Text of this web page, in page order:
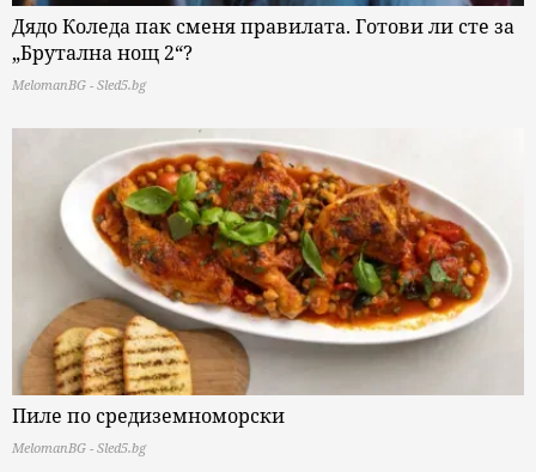
Дядо Коледа пак сменя правилата. Готови ли сте за
„Брутална нощ 2“?
MelomanBG - Sled5.bg
Пиле по средиземноморски
MelomanBG - Sled5.bg